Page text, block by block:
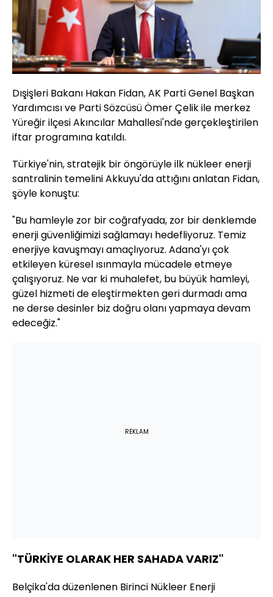
Dışişleri Bakanı Hakan Fidan, AK Parti Genel Başkan
Yardımcısı ve Parti Sözcüsü Ömer Çelik ile merkez
Yüreğir ilçesi Akıncılar Mahallesi'nde gerçekleştirilen
iftar programına katıldı.
Türkiye'nin, stratejik bir öngörüyle ilk nükleer enerji
santralinin temelini Akkuyu'da attığını anlatan Fidan,
şöyle konuştu:
"Bu hamleyle zor bir coğrafyada, zor bir denklemde
enerji güvenliğimizi sağlamayı hedefliyoruz. Temiz
enerjiye kavuşmayı amaçlıyoruz. Adana'yı çok
etkileyen küresel ısınmayla mücadele etmeye
çalışıyoruz. Ne var ki muhalefet, bu büyük hamleyi,
güzel hizmeti de eleştirmekten geri durmadı ama
ne derse desinler biz doğru olanı yapmaya devam
edeceğiz."
REKLAM
"TÜRKİYE OLARAK HER SAHADA VARIZ"
Belçika'da düzenlenen Birinci Nükleer Enerji